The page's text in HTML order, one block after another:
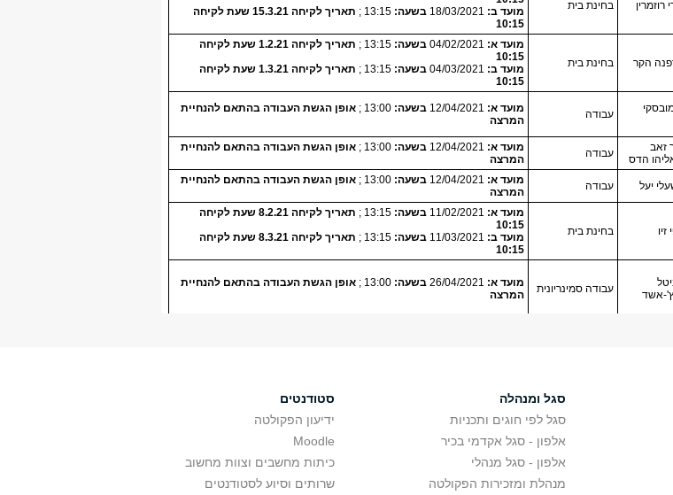
סגל ומנהלה
סגל לפי חוגים ותכניות
אלפון - סגל אקדמי בכיר
אלפון - סגל מנהלי
מנהלת ומזכירות הפקולטה
סטודנטים
ידיעון הפקולטה
Moodle
כיתות מחשבים וצוות מחשוב
שרותים וסיוע לסטודנטים